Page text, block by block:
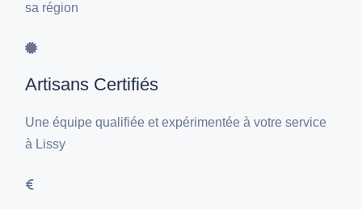
sa région
Artisans Certifiés
Une équipe qualifiée et expérimentée à votre service
à Lissy